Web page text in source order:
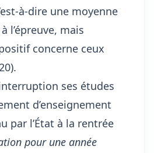
à-dire une moyenne
l’épreuve, mais
concerne ceux
ses études
d’enseignement
par l’État à la rentrée
pour une année